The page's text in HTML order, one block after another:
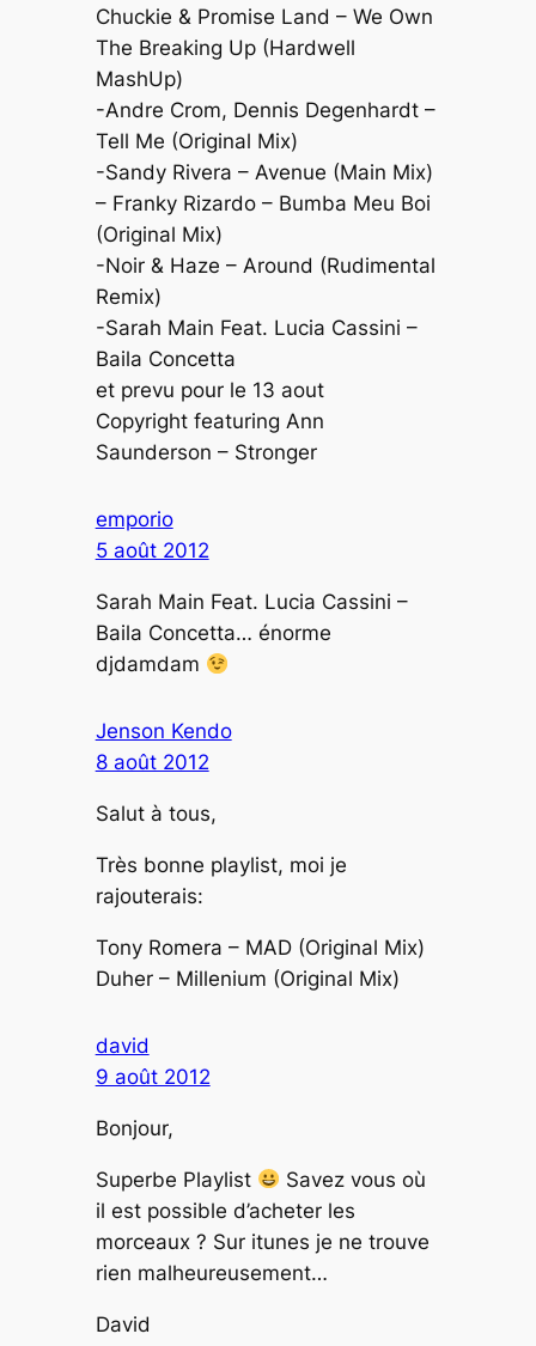
Chuckie & Promise Land – We Own
The Breaking Up (Hardwell
MashUp)
-Andre Crom, Dennis Degenhardt –
Tell Me (Original Mix)
-Sandy Rivera – Avenue (Main Mix)
– Franky Rizardo – Bumba Meu Boi
(Original Mix)
-Noir & Haze – Around (Rudimental
Remix)
-Sarah Main Feat. Lucia Cassini –
Baila Concetta
et prevu pour le 13 aout
Copyright featuring Ann
Saunderson – Stronger
emporio
5 août 2012
Sarah Main Feat. Lucia Cassini –
Baila Concetta… énorme
djdamdam
Jenson Kendo
8 août 2012
Salut à tous,
Très bonne playlist, moi je
rajouterais:
Tony Romera – MAD (Original Mix)
Duher – Millenium (Original Mix)
david
9 août 2012
Bonjour,
Superbe Playlist
Savez vous où
il est possible d’acheter les
morceaux ? Sur itunes je ne trouve
rien malheureusement…
David